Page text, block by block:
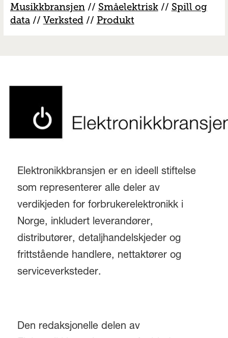
Musikkbransjen// Småelektrisk// Spill og
data// Verksted// Produkt
Elektronikkbransjen er en ideell stiftelse
som representerer alle deler av
verdikjeden for forbrukerelektronikk i
Norge, inkludert leverandører,
distributører, detaljhandelskjeder og
frittstående handlere, nettaktører og
serviceverksteder.
Den redaksjonelle delen av